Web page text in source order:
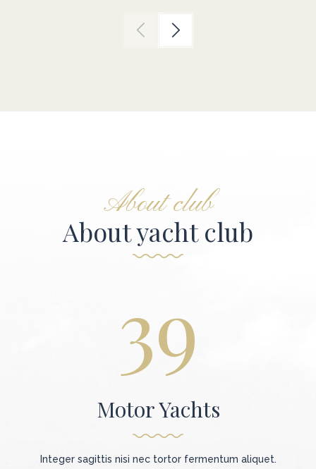
About club
About yacht club
39
Motor Yachts
Integer sagittis nisi nec tortor fermentum aliquet.